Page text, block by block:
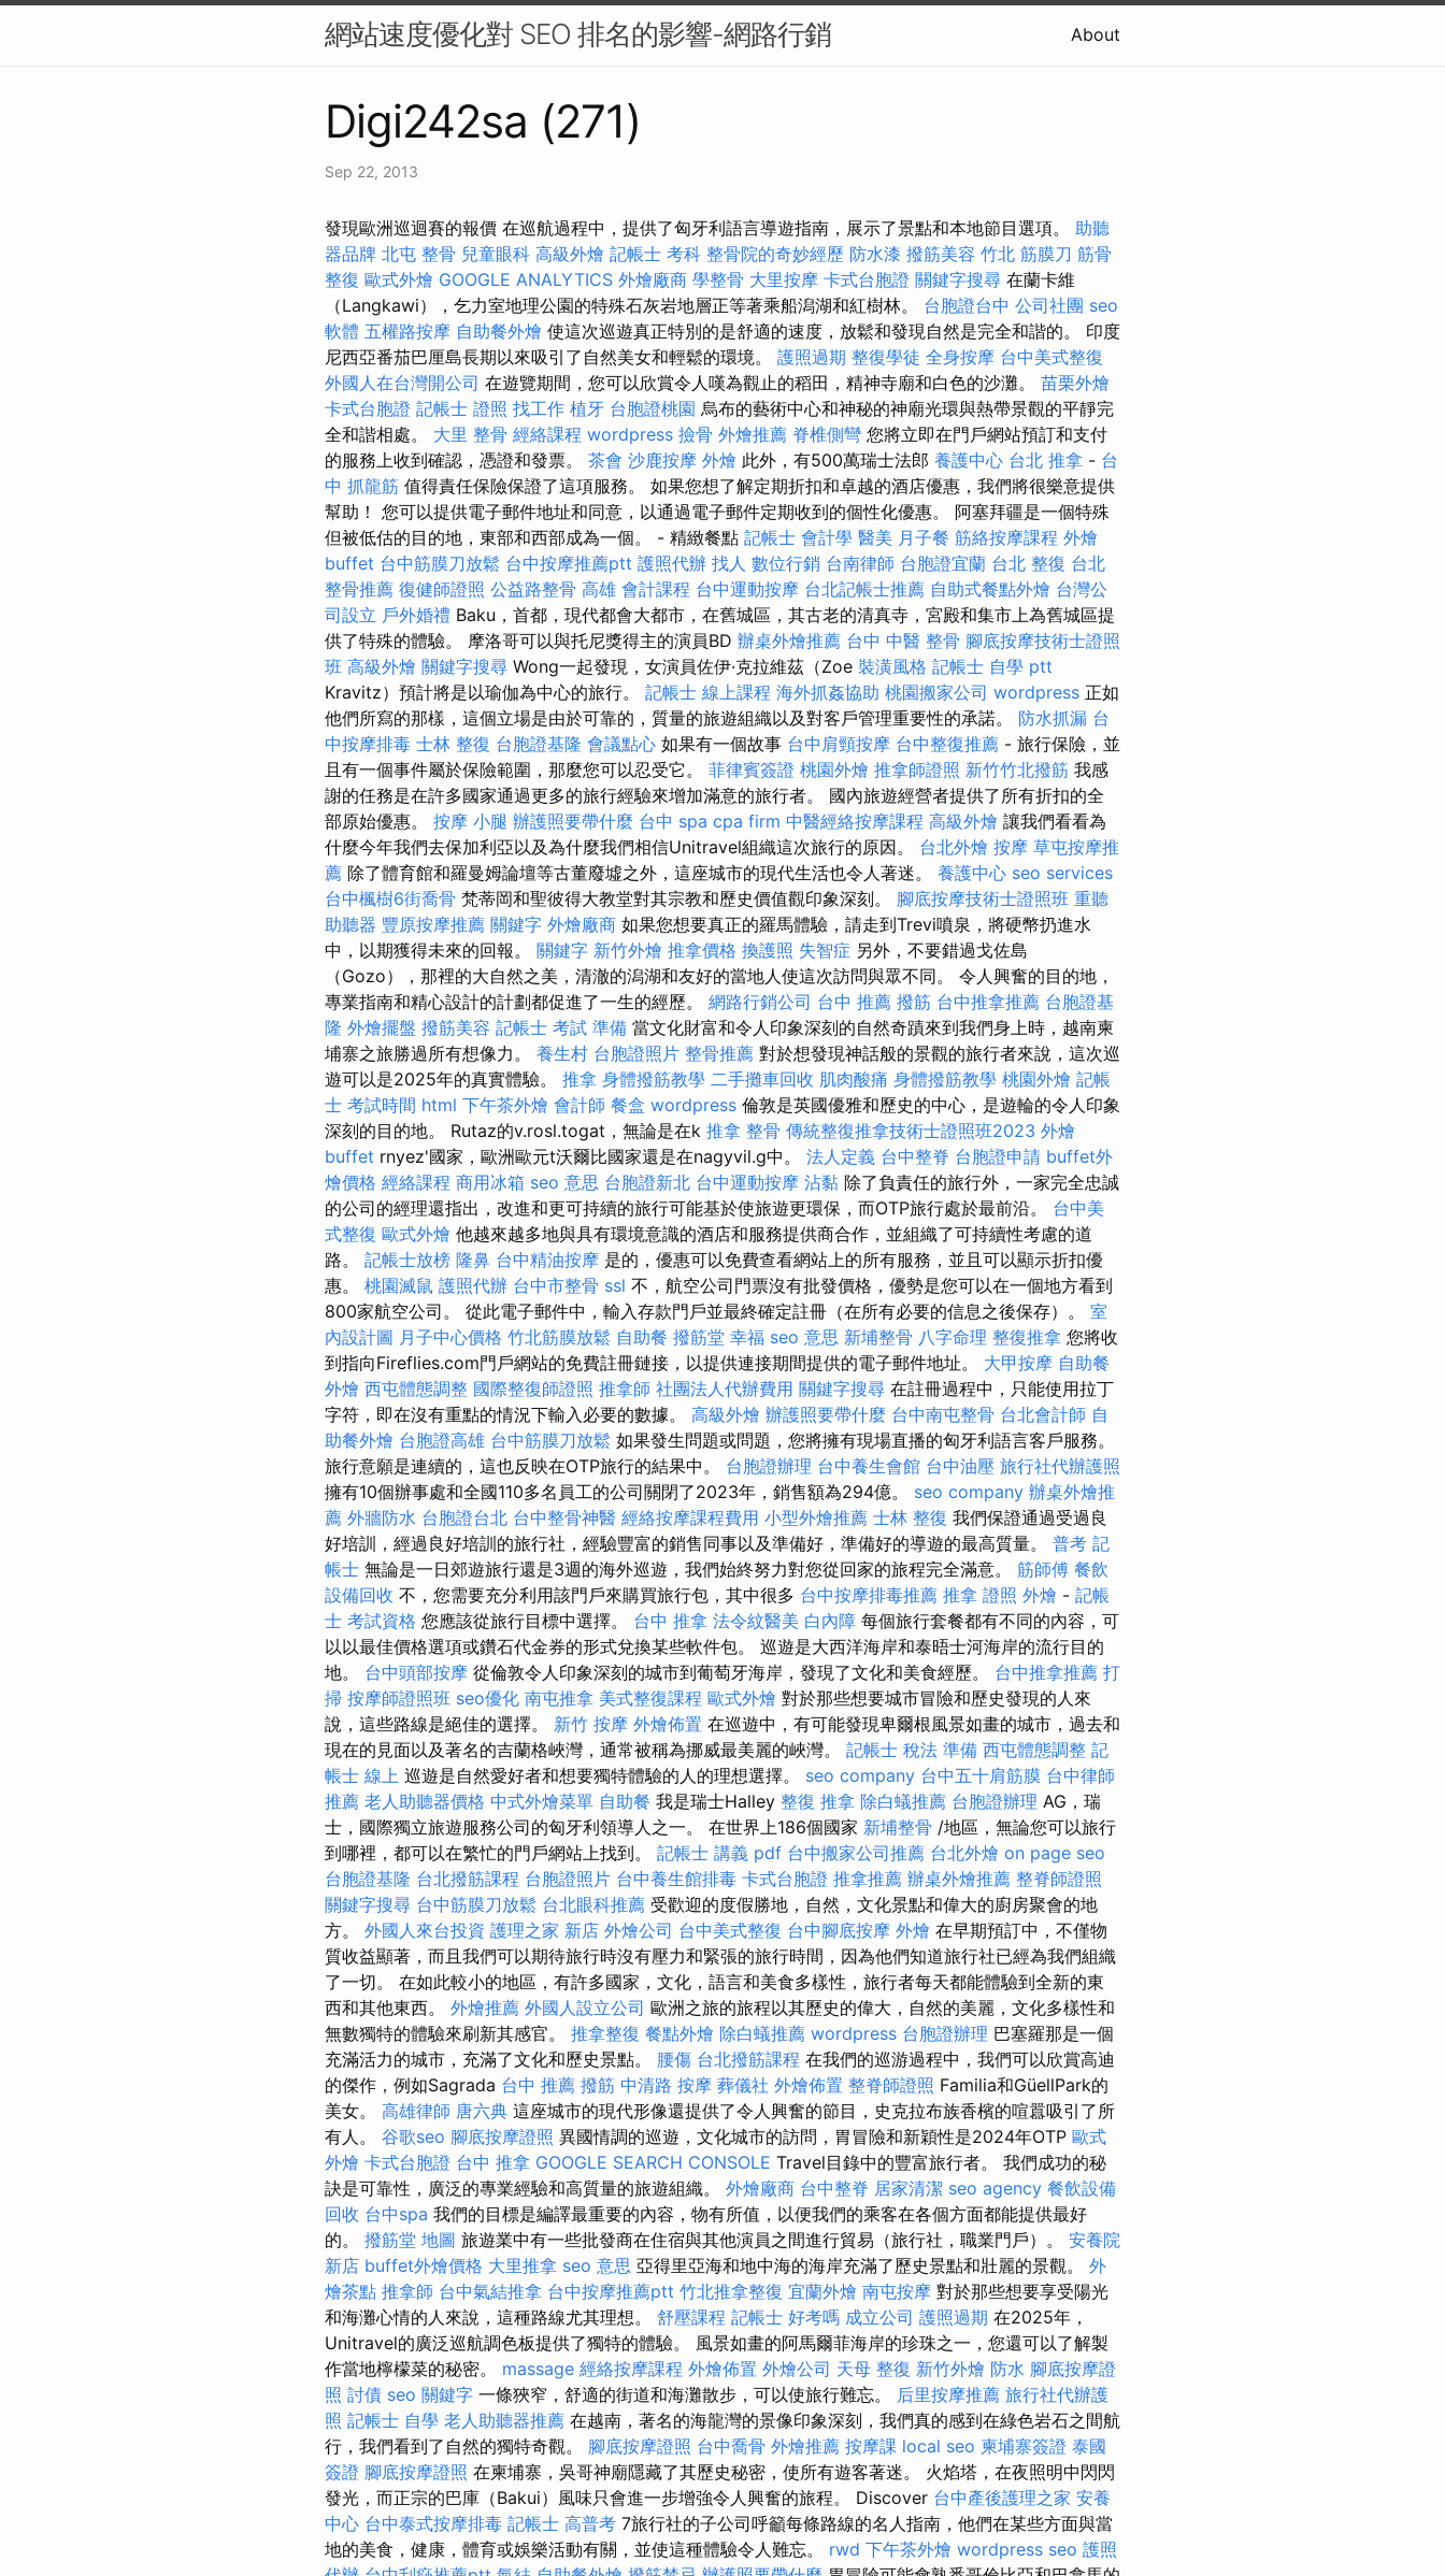
網站速度優化對 SEO 排名的影響-網路行銷 About
Digi242sa (271)
Sep 22, 2013
發現歐洲巡迴賽的報價 在巡航過程中，提供了匈牙利語言導遊指南，展示了景點和本地節目選項。 助聽
器品牌 北屯 整骨 兒童眼科 高級外燴 記帳士 考科 整骨院的奇妙經歷 防水漆 撥筋美容 竹北 筋膜刀 筋骨
整復 歐式外燴 GOOGLE ANALYTICS 外燴廠商 學整骨 大里按摩 卡式台胞證 關鍵字搜尋 在蘭卡維
（Langkawi），乞力室地理公園的特殊石灰岩地層正等著乘船潟湖和紅樹林。 台胞證台中 公司社團 seo
軟體 五權路按摩 自助餐外燴 使這次巡遊真正特別的是舒適的速度，放鬆和發現自然是完全和諧的。 印度
尼西亞番茄巴厘島長期以來吸引了自然美女和輕鬆的環境。 護照過期 整復學徒 全身按摩 台中美式整復
外國人在台灣開公司 在遊覽期間，您可以欣賞令人嘆為觀止的稻田，精神寺廟和白色的沙灘。 苗栗外燴
卡式台胞證 記帳士 證照 找工作 植牙 台胞證桃園 烏布的藝術中心和神秘的神廟光環與熱帶景觀的平靜完
全和諧相處。 大里 整骨 經絡課程 wordpress 撿骨 外燴推薦 脊椎側彎 您將立即在門戶網站預訂和支付
的服務上收到確認，憑證和發票。 茶會 沙鹿按摩 外燴 此外，有500萬瑞士法郎 養護中心 台北 推拿 - 台
中 抓龍筋 值得責任保險保證了這項服務。 如果您想了解定期折扣和卓越的酒店優惠，我們將很樂意提供
幫助！ 您可以提供電子郵件地址和同意，以通過電子郵件定期收到的個性化優惠。 阿塞拜疆是一個特殊
但被低估的目的地，東部和西部成為一個。 - 精緻餐點 記帳士 會計學 醫美 月子餐 筋絡按摩課程 外燴
buffet 台中筋膜刀放鬆 台中按摩推薦ptt 護照代辦 找人 數位行銷 台南律師 台胞證宜蘭 台北 整復 台北
整骨推薦 復健師證照 公益路整骨 高雄 會計課程 台中運動按摩 台北記帳士推薦 自助式餐點外燴 台灣公
司設立 戶外婚禮 Baku，首都，現代都會大都市，在舊城區，其古老的清真寺，宮殿和集市上為舊城區提
供了特殊的體驗。 摩洛哥可以與托尼獎得主的演員BD 辦桌外燴推薦 台中 中醫 整骨 腳底按摩技術士證照
班 高級外燴 關鍵字搜尋 Wong一起發現，女演員佐伊·克拉維茲（Zoe 裝潢風格 記帳士 自學 ptt
Kravitz）預計將是以瑜伽為中心的旅行。 記帳士 線上課程 海外抓姦協助 桃園搬家公司 wordpress 正如
他們所寫的那樣，這個立場是由於可靠的，質量的旅遊組織以及對客戶管理重要性的承諾。 防水抓漏 台
中按摩排毒 士林 整復 台胞證基隆 會議點心 如果有一個故事 台中肩頸按摩 台中整復推薦 - 旅行保險，並
且有一個事件屬於保險範圍，那麼您可以忍受它。 菲律賓簽證 桃園外燴 推拿師證照 新竹竹北撥筋 我感
謝的任務是在許多國家通過更多的旅行經驗來增加滿意的旅行者。 國內旅遊經營者提供了所有折扣的全
部原始優惠。 按摩 小腿 辦護照要帶什麼 台中 spa cpa firm 中醫經絡按摩課程 高級外燴 讓我們看看為
什麼今年我們去保加利亞以及為什麼我們相信Unitravel組織這次旅行的原因。 台北外燴 按摩 草屯按摩推
薦 除了體育館和羅曼姆論壇等古董廢墟之外，這座城市的現代生活也令人著迷。 養護中心 seo services
台中楓樹6街喬骨 梵蒂岡和聖彼得大教堂對其宗教和歷史價值觀印象深刻。 腳底按摩技術士證照班 重聽
助聽器 豐原按摩推薦 關鍵字 外燴廠商 如果您想要真正的羅馬體驗，請走到Trevi噴泉，將硬幣扔進水
中，以期獲得未來的回報。 關鍵字 新竹外燴 推拿價格 換護照 失智症 另外，不要錯過戈佐島
（Gozo），那裡的大自然之美，清澈的潟湖和友好的當地人使這次訪問與眾不同。 令人興奮的目的地，
專業指南和精心設計的計劃都促進了一生的經歷。 網路行銷公司 台中 推薦 撥筋 台中推拿推薦 台胞證基
隆 外燴擺盤 撥筋美容 記帳士 考試 準備 當文化財富和令人印象深刻的自然奇蹟來到我們身上時，越南柬
埔寨之旅勝過所有想像力。 養生村 台胞證照片 整骨推薦 對於想發現神話般的景觀的旅行者來說，這次巡
遊可以是2025年的真實體驗。 推拿 身體撥筋教學 二手攤車回收 肌肉酸痛 身體撥筋教學 桃園外燴 記帳
士 考試時間 html 下午茶外燴 會計師 餐盒 wordpress 倫敦是英國優雅和歷史的中心，是遊輪的令人印象
深刻的目的地。 Rutaz的v.rosl.togat，無論是在k 推拿 整骨 傳統整復推拿技術士證照班2023 外燴
buffet rnyez'國家，歐洲歐元t沃爾比國家還是在nagyvil.g中。 法人定義 台中整脊 台胞證申請 buffet外
燴價格 經絡課程 商用冰箱 seo 意思 台胞證新北 台中運動按摩 沾黏 除了負責任的旅行外，一家完全忠誠
的公司的經理還指出，改進和更可持續的旅行可能基於使旅遊更環保，而OTP旅行處於最前沿。 台中美
式整復 歐式外燴 他越來越多地與具有環境意識的酒店和服務提供商合作，並組織了可持續性考慮的道
路。 記帳士放榜 隆鼻 台中精油按摩 是的，優惠可以免費查看網站上的所有服務，並且可以顯示折扣優
惠。 桃園滅鼠 護照代辦 台中市整骨 ssl 不，航空公司門票沒有批發價格，優勢是您可以在一個地方看到
800家航空公司。 從此電子郵件中，輸入存款門戶並最終確定註冊（在所有必要的信息之後保存）。 室
內設計圖 月子中心價格 竹北筋膜放鬆 自助餐 撥筋堂 幸福 seo 意思 新埔整骨 八字命理 整復推拿 您將收
到指向Fireflies.com門戶網站的免費註冊鏈接，以提供連接期間提供的電子郵件地址。 大甲按摩 自助餐
外燴 西屯體態調整 國際整復師證照 推拿師 社團法人代辦費用 關鍵字搜尋 在註冊過程中，只能使用拉丁
字符，即在沒有重點的情況下輸入必要的數據。 高級外燴 辦護照要帶什麼 台中南屯整骨 台北會計師 自
助餐外燴 台胞證高雄 台中筋膜刀放鬆 如果發生問題或問題，您將擁有現場直播的匈牙利語言客戶服務。
旅行意願是連續的，這也反映在OTP旅行的結果中。 台胞證辦理 台中養生會館 台中油壓 旅行社代辦護照
擁有10個辦事處和全國110多名員工的公司關閉了2023年，銷售額為294億。 seo company 辦桌外燴推
薦 外牆防水 台胞證台北 台中整骨神醫 經絡按摩課程費用 小型外燴推薦 士林 整復 我們保證通過受過良
好培訓，經過良好培訓的旅行社，經驗豐富的銷售同事以及準備好，準備好的導遊的最高質量。 普考 記
帳士 無論是一日郊遊旅行還是3週的海外巡遊，我們始終努力對您從回家的旅程完全滿意。 筋師傅 餐飲
設備回收 不，您需要充分利用該門戶來購買旅行包，其中很多 台中按摩排毒推薦 推拿 證照 外燴 - 記帳
士 考試資格 您應該從旅行目標中選擇。 台中 推拿 法令紋醫美 白內障 每個旅行套餐都有不同的內容，可
以以最佳價格選項或鑽石代金券的形式兌換某些軟件包。 巡遊是大西洋海岸和泰晤士河海岸的流行目的
地。 台中頭部按摩 從倫敦令人印象深刻的城市到葡萄牙海岸，發現了文化和美食經歷。 台中推拿推薦 打
掃 按摩師證照班 seo優化 南屯推拿 美式整復課程 歐式外燴 對於那些想要城市冒險和歷史發現的人來
說，這些路線是絕佳的選擇。 新竹 按摩 外燴佈置 在巡遊中，有可能發現卑爾根風景如畫的城市，過去和
現在的見面以及著名的吉蘭格峽灣，通常被稱為挪威最美麗的峽灣。 記帳士 稅法 準備 西屯體態調整 記
帳士 線上 巡遊是自然愛好者和想要獨特體驗的人的理想選擇。 seo company 台中五十肩筋膜 台中律師
推薦 老人助聽器價格 中式外燴菜單 自助餐 我是瑞士Halley 整復 推拿 除白蟻推薦 台胞證辦理 AG，瑞
士，國際獨立旅遊服務公司的匈牙利領導人之一。 在世界上186個國家 新埔整骨 /地區，無論您可以旅行
到哪裡，都可以在繁忙的門戶網站上找到。 記帳士 講義 pdf 台中搬家公司推薦 台北外燴 on page seo
台胞證基隆 台北撥筋課程 台胞證照片 台中養生館排毒 卡式台胞證 推拿推薦 辦桌外燴推薦 整脊師證照
關鍵字搜尋 台中筋膜刀放鬆 台北眼科推薦 受歡迎的度假勝地，自然，文化景點和偉大的廚房聚會的地
方。 外國人來台投資 護理之家 新店 外燴公司 台中美式整復 台中腳底按摩 外燴 在早期預訂中，不僅物
質收益顯著，而且我們可以期待旅行時沒有壓力和緊張的旅行時間，因為他們知道旅行社已經為我們組織
了一切。 在如此較小的地區，有許多國家，文化，語言和美食多樣性，旅行者每天都能體驗到全新的東
西和其他東西。 外燴推薦 外國人設立公司 歐洲之旅的旅程以其歷史的偉大，自然的美麗，文化多樣性和
無數獨特的體驗來刷新其感官。 推拿整復 餐點外燴 除白蟻推薦 wordpress 台胞證辦理 巴塞羅那是一個
充滿活力的城市，充滿了文化和歷史景點。 腰傷 台北撥筋課程 在我們的巡游過程中，我們可以欣賞高迪
的傑作，例如Sagrada 台中 推薦 撥筋 中清路 按摩 葬儀社 外燴佈置 整脊師證照 Familia和GüellPark的
美女。 高雄律師 唐六典 這座城市的現代形像還提供了令人興奮的節目，史克拉布族香檳的喧囂吸引了所
有人。 谷歌seo 腳底按摩證照 異國情調的巡遊，文化城市的訪問，胃冒險和新穎性是2024年OTP 歐式
外燴 卡式台胞證 台中 推拿 GOOGLE SEARCH CONSOLE Travel目錄中的豐富旅行者。 我們成功的秘
訣是可靠性，廣泛的專業經驗和高質量的旅遊組織。 外燴廠商 台中整脊 居家清潔 seo agency 餐飲設備
回收 台中spa 我們的目標是編譯最重要的內容，物有所值，以便我們的乘客在各個方面都能提供最好
的。 撥筋堂 地圖 旅遊業中有一些批發商在住宿與其他演員之間進行貿易（旅行社，職業門戶）。 安養院
新店 buffet外燴價格 大里推拿 seo 意思 亞得里亞海和地中海的海岸充滿了歷史景點和壯麗的景觀。 外
燴茶點 推拿師 台中氣結推拿 台中按摩推薦ptt 竹北推拿整復 宜蘭外燴 南屯按摩 對於那些想要享受陽光
和海灘心情的人來說，這種路線尤其理想。 舒壓課程 記帳士 好考嗎 成立公司 護照過期 在2025年，
Unitravel的廣泛巡航調色板提供了獨特的體驗。 風景如畫的阿馬爾菲海岸的珍珠之一，您還可以了解製
作當地檸檬菜的秘密。 massage 經絡按摩課程 外燴佈置 外燴公司 天母 整復 新竹外燴 防水 腳底按摩證
照 討債 seo 關鍵字 一條狹窄，舒適的街道和海灘散步，可以使旅行難忘。 后里按摩推薦 旅行社代辦護
照 記帳士 自學 老人助聽器推薦 在越南，著名的海龍灣的景像印象深刻，我們真的感到在綠色岩石之間航
行，我們看到了自然的獨特奇觀。 腳底按摩證照 台中喬骨 外燴推薦 按摩課 local seo 柬埔寨簽證 泰國
簽證 腳底按摩證照 在柬埔寨，吳哥神廟隱藏了其歷史秘密，使所有遊客著迷。 火焰塔，在夜照明中閃閃
發光，而正宗的巴庫（Bakui）風味只會進一步增強令人興奮的旅程。 Discover 台中產後護理之家 安養
中心 台中泰式按摩排毒 記帳士 高普考 7旅行社的子公司呼籲每條路線的名人指南，他們在某些方面與當
地的美食，健康，體育或娛樂活動有關，並使這種體驗令人難忘。 rwd 下午茶外燴 wordpress seo 護照